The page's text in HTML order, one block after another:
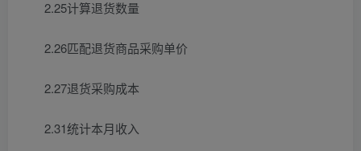
2.25计算退货数量
2.26匹配退货商品采购单价
2.27退货采购成本
2.31统计本月收入